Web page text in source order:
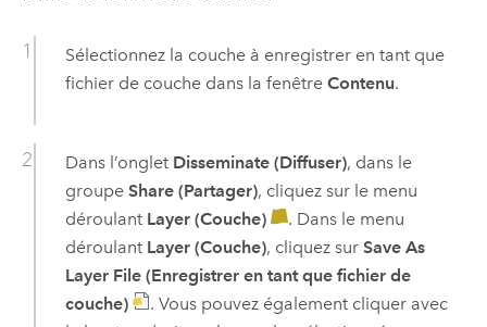
Sélectionnez la couche à enregistrer en tant que
fichier de couche dans la fenêtre Contenu.
Dans l’onglet Disseminate (Diffuser), dans le
groupe Share (Partager), cliquez sur le menu
déroulant Layer (Couche)
. Dans le menu
déroulant Layer (Couche), cliquez sur Save As
Layer File (Enregistrer en tant que fichier de
couche)
. Vous pouvez également cliquer avec